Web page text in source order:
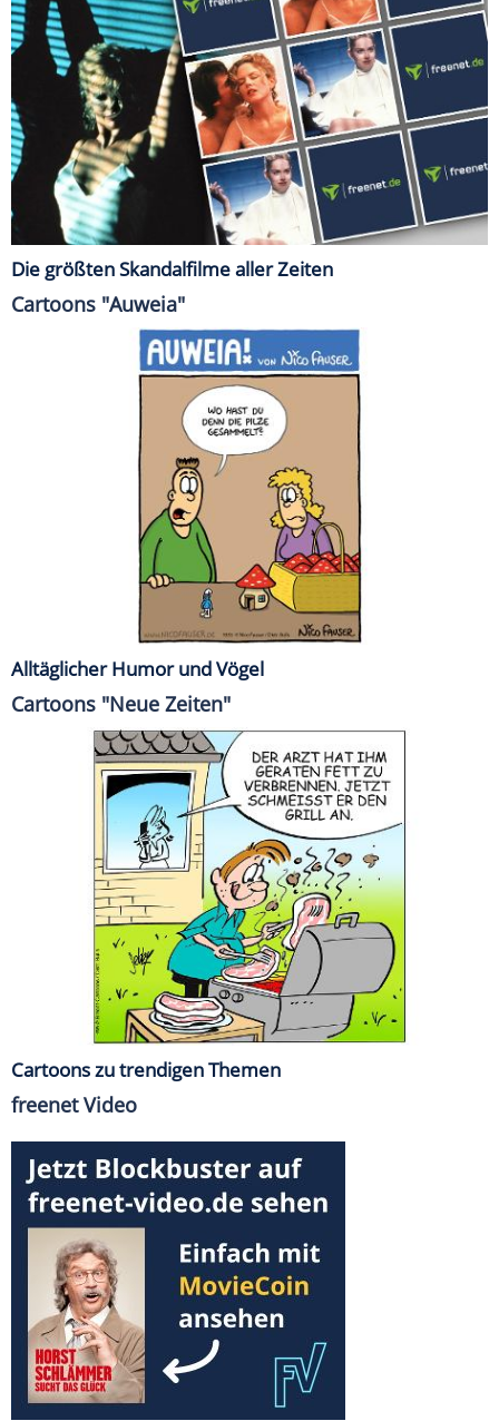
Die größten Skandalfilme aller Zeiten
Cartoons "Auweia"
Alltäglicher Humor und Vögel
Cartoons "Neue Zeiten"
Cartoons zu trendigen Themen
freenet Video